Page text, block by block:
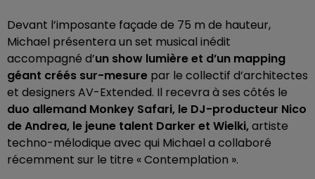
Devant l’imposante façade de 75 m de hauteur,
Michael présentera un set musical inédit
accompagné d’un show lumière et d’un mapping
géant créés sur-mesure par le collectif d’architectes
et designers AV-Extended. Il recevra à ses côtés le
duo allemand Monkey Safari, le DJ-producteur Nico
de Andrea, le jeune talent Darker et Wielki,artiste
techno-mélodique avec qui Michael a collaboré
récemment sur le titre « Contemplation ».